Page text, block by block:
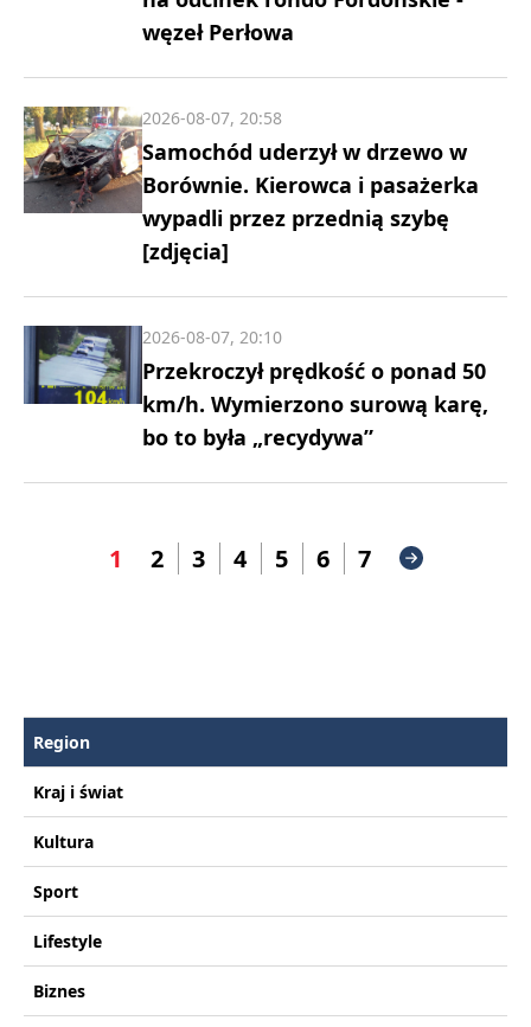
węzeł Perłowa
Samochód uderzył w drzewo w
Borównie. Kierowca i pasażerka
wypadli przez przednią szybę
[zdjęcia]
2026-08-07, 20:58
Przekroczył prędkość o ponad 50
km/h. Wymierzono surową karę,
bo to była „recydywa”
2026-08-07, 20:10
1 2 3 4 5 6 7
Region
Kraj i świat
Kultura
Sport
Lifestyle
Biznes